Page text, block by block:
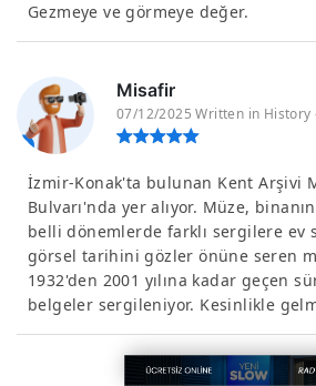
Gezmeye ve görmeye değer.
Misafir
07/12/2025 Written in History
İzmir-Konak'ta bulunan Kent Arşivi
Bulvarı'nda yer alıyor. Müze,
belli dönemlerde farklı sergilere ev
görsel tarihini gözler önüne seren
1932'den 2001 yılına kadar geçen
belgeler sergileniyor. Kesinlikle